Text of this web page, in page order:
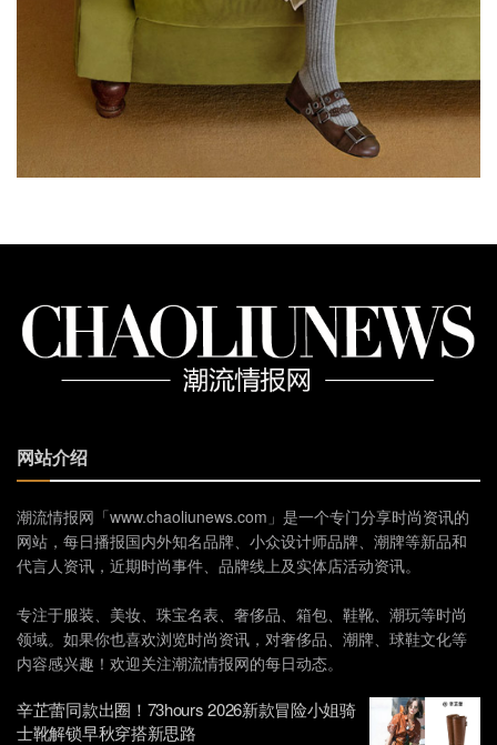
网站介绍
潮流情报网「www.chaoliunews.com」是一个专门分享时尚资讯的
网站，每日播报国内外知名品牌、小众设计师品牌、潮牌等新品和
代言人资讯，近期时尚事件、品牌线上及实体店活动资讯。
专注于服装、美妆、珠宝名表、奢侈品、箱包、鞋靴、潮玩等时尚
领域。如果你也喜欢浏览时尚资讯，对奢侈品、潮牌、球鞋文化等
内容感兴趣！欢迎关注潮流情报网的每日动态。
辛芷蕾同款出圈！73hours 2026新款冒险小姐骑
士靴解锁早秋穿搭新思路